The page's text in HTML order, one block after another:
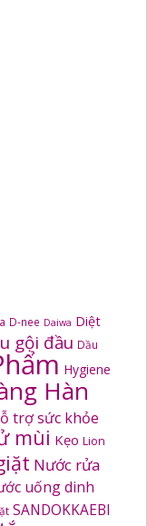
D-nee Daiwa Diệt
gội đầu Dầu
Hygiene
Hàn
trợ sức khỏe
mùi Kẹo Lion
Nước rửa
uống dinh
SANDOKKAEBI